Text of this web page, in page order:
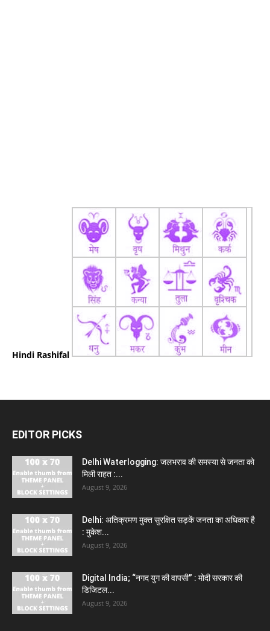
Hindi Rashifal
EDITOR PICKS
Delhi Waterlogging: जलभराव की समस्या से जनता को
मिली राहत :...
August 9, 2026
Delhi: अतिक्रमण मुक्त सुरक्षित सड़कें जनता का अधिकार है
: मुकेश...
August 9, 2026
Digital India; “नगद युग की वापसी” : मोदी सरकार की
डिजिटल...
August 9, 2026